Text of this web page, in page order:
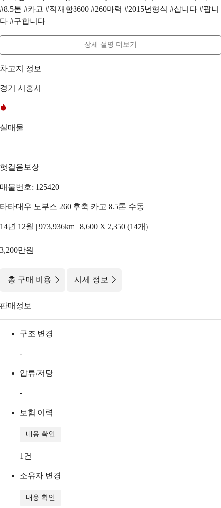
#8.5톤 #카고 #적재함8600 #260마력 #2015년형식 #삽니다 #팝니
다 #구합니다
상세 설명 더보기
차고지 정보
경기 시흥시
실매물
헛걸음보상
매물번호: 125420
타타대우 노부스 260 후축 카고 8.5톤 수동
14년 12월 | 973,936km | 8,600 X 2,350 (14개)
3,200만원
총 구매 비용 | 시세 정보
판매정보
구조 변경
-
압류/저당
-
보험 이력
내용 확인
1 건
소유자 변경
내용 확인